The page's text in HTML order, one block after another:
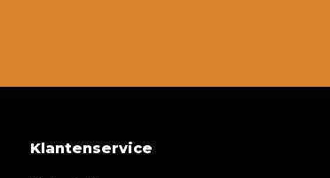
Klantenservice